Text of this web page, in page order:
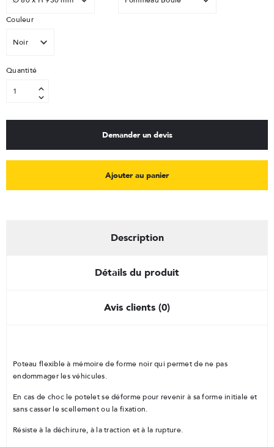
Couleur
Quantité
Demander un devis
Ajouter au panier
Description
Détails du produit
Avis clients (0)
Poteau flexible à mémoire de forme noir qui permet de ne pas
endommager les véhicules.
En cas de choc le potelet se déforme pour revenir à sa forme initiale et
sans casser le scellement ou la fixation.
Résiste à la déchirure, à la traction et à la rupture.